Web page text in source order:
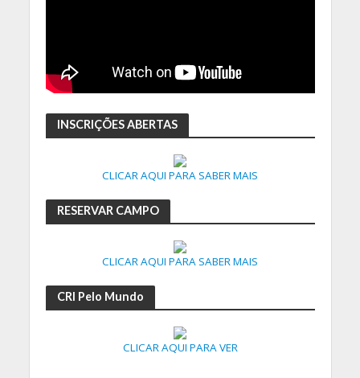
INSCRIÇÕES ABERTAS
CLICAR AQUI PARA SABER MAIS
RESERVAR CAMPO
CLICAR AQUI PARA SABER MAIS
CRI Pelo Mundo
CLICAR AQUI PARA VER